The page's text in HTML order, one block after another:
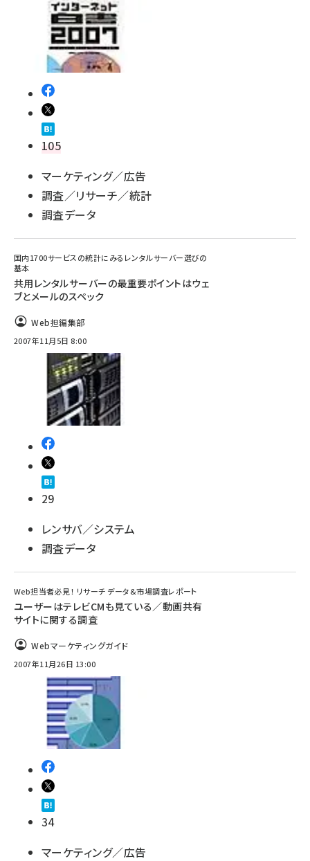
105
マーケティング／広告
調査／リサーチ／統計
調査データ
国内1700サービスの統計にみるレンタルサーバー選びの
基本
共用レンタルサーバーの最重要ポイントはウェ
ブとメールのスペック
Web担編集部
2007年11月5日 8:00
29
レンサバ／システム
調査データ
Web担当者必見！ リサーチ データ&市場調査レポート
ユーザーはテレビCMも見ている／動画共有
サイトに関する調査
Webマーケティングガイド
2007年11月26日 13:00
34
マーケティング／広告